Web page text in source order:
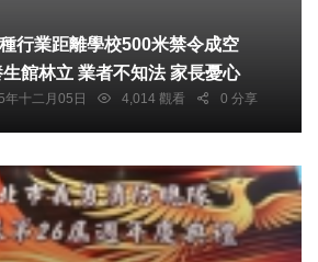
行業距離學校500米禁令成空
館林立 業者不知法 家長憂心
年十二月05日 4,014 觀看 0 分享